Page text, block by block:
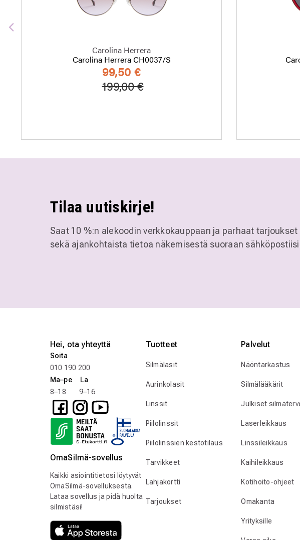
Carolina Herrera
Carolina Herrera CH0037/S
99,50 €
Hinta alennettu
199,00 €Alennettu hinta
Edellinen
Tilaa uutiskirje!
Saat 10 %:n alekoodin verkkokauppaan ja parhaat tarjoukset
sekä ajankohtaista tietoa näkemisestä suoraan
Hei, ota yhteyttä
Soita
010 190 200
Ma–pe La
8–18 9–16
OmaSilmä-sovellus
Kaikki asiointitietosi löytyvät
OmaSilmä-sovelluksesta.
Lataa sovellus ja pidä huolta
silmistäsi!
Tuotteet
Silmälasit
Aurinkolasit
Linssit
Piilolinssit
Piilolinssien kestotilaus
Tarvikkeet
Lahjakortti
Tarjoukset
Palvelut
Näöntarkastus
Silmälääkärit
Julkiset
Laserleikkaus
Linssileikkaus
Kaihileikkaus
Kotihoito-ohjeet
Omakanta
Yrityksille